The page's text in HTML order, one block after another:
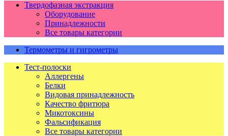
Твердофазная экстракция
Оборудование
Принадлежности
Все товары категории
Термометры и гигрометры
Тест-полоски
Аллергены
Белки
Видовая принадлежность
Качество фритюра
Микотоксины
Фальсификация
Все товары категории